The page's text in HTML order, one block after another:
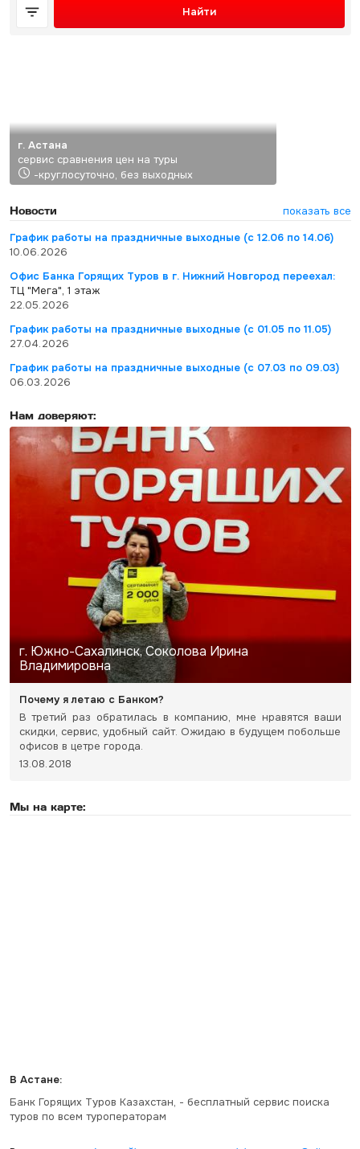
Найти
г. Астана
сервис сравнения цен на туры
-круглосуточно, без выходных
Новости
показать все
График работы на праздничные выходные (с 12.06 по 14.06)
10.06.2026
Офис Банка Горящих Туров в г. Нижний Новгород переехал:
ТЦ "Мега", 1 этаж
22.05.2026
График работы на праздничные выходные (с 01.05 по 11.05)
27.04.2026
График работы на праздничные выходные (с 07.03 по 09.03)
06.03.2026
Нам доверяют:
г. Южно-Сахалинск, Соколова Ирина
Владимировна
Почему я летаю с Банком?
В третий раз обратилась в компанию, мне нравятся ваши
скидки, сервис, удобный сайт. Ожидаю в будущем побольше
офисов в цетре города.
13.08.2018
Мы на карте:
В Астане:
Банк Горящих Туров Казахстан, - бесплатный сервис поиска
туров по всем туроператорам